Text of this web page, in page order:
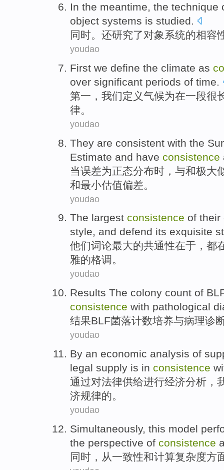
In the meantime, the technique
object systems is studied.
同时。 还研究了对象 系统的相容
youdao
First we define the climate as
over significant periods of time.
第一 ， 我们定义气候为在一段很
律。
youdao
They are consistent with the
Estimate and have consistence
当误差为正态分布时， 与和极大
和最小估值偏差。
youdao
The largest consistence of their
style, and defend its exquisite
他们词论最大的共通性在于，都
雅的格调 。
youdao
Results The colony count of
consistence with pathological
结果BLF菌落计数培养与病理诊
youdao
By an economic analysis of
legal supply is in consistence
通过对法律供给进行经济分析 ，
济规律的。
youdao
Simultaneously, this model
the perspective of consistence
同时 ， 从一致性和计算复杂度方